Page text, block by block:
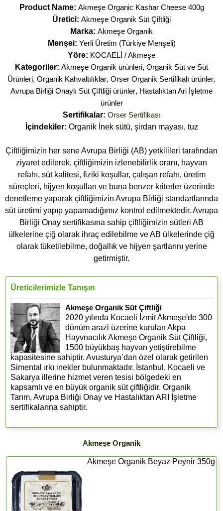
Product Name: Akmeşe Organic Kashar Cheese 400g
Üretici: Akmeşe Organik Süt Çiftliği
Marka: Akmeşe Organik
Menşei: Yerli Üretim (Türkiye Menşeli)
Yöre: KOCAELİ / Akmeşe
Kategoriler: Akmeşe Organik ürünleri, Organik Süt ve Süt
Ürünleri, Organik Kahvaltılıklar, Orser Organik Sertifikalı ürünler,
Avrupa Birliği Onaylı Süt Çiftliği ürünler, Hastalıktan Ari İşletme
ürünler
Sertifikalar: Orser Sertifikası
İçindekiler: Organik İnek sütü, şirdan mayası, tuz
Çiftliğimizin her sene Avrupa Birliği (AB) yetkilileri tarafından
ziyaret edilerek, çiftliğimizin izlenebilirlik oranı, hayvan
refahı, süt kalitesi, fiziki koşullar, çalışan refahı, üretim
süreçleri, hijyen koşulları ve buna benzer kriterler üzerinde
denetleme yaparak çiftliğimizin Avrupa Birliği standartlarında
süt üretimi yapıp yapamadığımız kontrol edilmektedir. Avrupa
Birliği Onay sertifikasına sahip çiftliğimizin sütleri AB
ülkelerine çiğ olarak ihraç edilebilme ve AB ülkelerinde çiğ
olarak tüketilebilme, doğallık ve hijyen şartlarını yerine
getirmiştir.
Üreticilerimizle Tanışın
Akmeşe Organik Süt Çiftliği
2020 yılında Kocaeli İzmit Akmeşe'de 300
dönüm arazi üzerine kurulan Akpa
Hayvnacılık Akmeşe Organik Süt Çiftliği,
1500 büyükbaş hayvan yetiştirebilme
kapasitesine sahiptir. Avusturya’dan özel olarak getirilen
Simental ırkı inekler bulunmaktadır. İstanbul, Kocaeli ve
Sakarya illerine hizmet veren tesisi bölgedeki en
kapsamlı ve en büyük organik süt çiftliğidir. Organik
Tarım, Avrupa Birliği Onay ve Hastalıktan ARI İşletme
sertifikalarına sahiptir.
Akmeşe Organik
Akmeşe Organik Beyaz Peynir 350g